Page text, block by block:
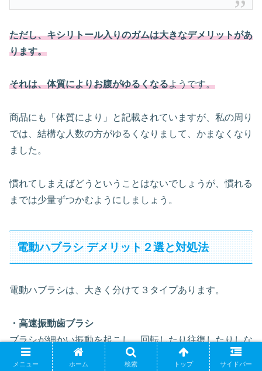
ただし、キシリトール入りのガムは大きなデメリットがあ
ります。
それは、体質によりお腹がゆるくなるようです。
商品にも「体質により」と記載されていますが、私の周り
では、結構な人数の方がゆるくなりまして、かまなくなり
ました。
慣れてしまえばどうということはないでしょうが、慣れる
までは少量ずつかむようにしましょう。
電動ハブラシ デメリット２選と対処法
電動ハブラシは、大きく分けて３タイプあります。
・高速振動歯ブラシ
ブラシが細かい振動を起こし、回転したり往復したりしな
がら毛先が触れる箇所の歯垢を取り除きます。
メニュー ホーム 検索 トップ サイドバー